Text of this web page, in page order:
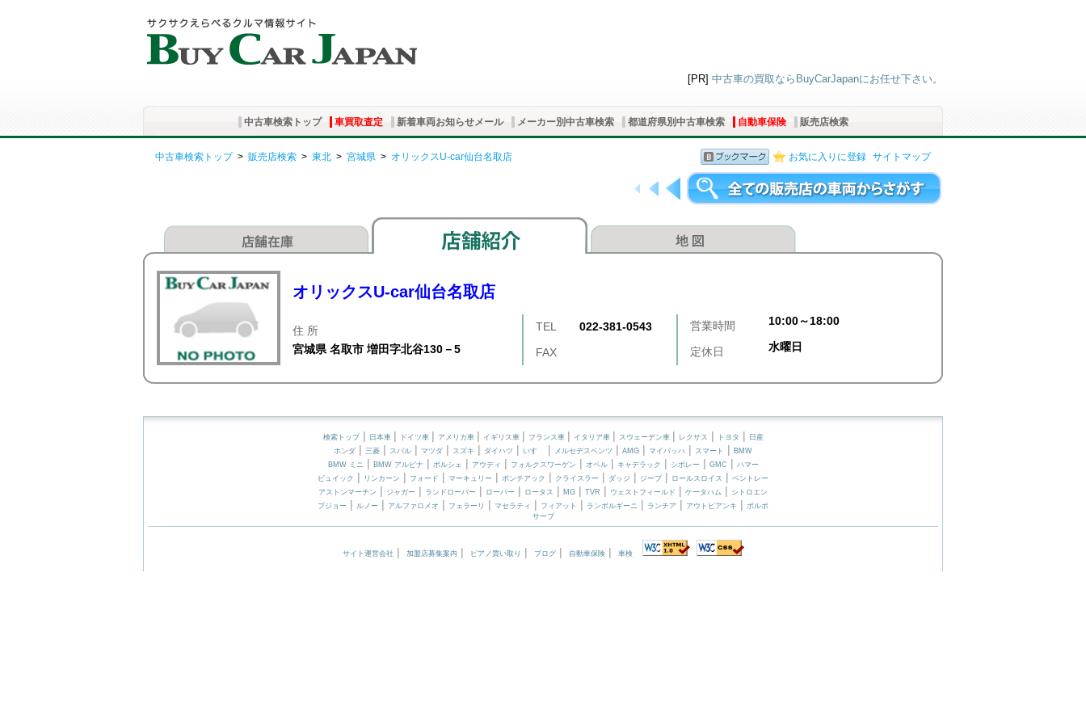
[PR] 中古車の買取ならBuyCarJapanにお任せ下さい。
中古車検索トップ 車買取査定 新着車両お知らせメール メーカー別中古車検索 都道府県別中古車検索 自動車保険 販売店検索
お気に入りに登録 サイトマップ
中古車検索トップ> 販売店検索 > 東北 > 宮城県 > オリックスU-car仙台名取店
オリックスU-car仙台名取店
住 所
宮城県 名取市 増田字北谷130－5
TEL 022-381-0543 営業時間 10:00～18:00
FAX 定休日 水曜日
検索トップ| 日本車 | ドイツ車 | アメリカ車 | イギリス車 | フランス車 | イタリア車 | スウェーデン車 | レクサス | トヨタ |
日産
ホンダ | 三菱 | スバル | マツダ | スズキ | ダイハツ | いすゞ | メルセデスベンツ | AMG | マイバッハ | スマート | BMW
BMW ミニ | BMW アルピナ | ポルシェ | アウディ | フォルクスワーゲン | オペル| キャデラック | シボレー| GMC | ハマー
ビュイック | リンカーン | フォード | マーキュリー | ポンテアック | クライスラー | ダッジ | ジープ| ロールスロイス | ベントレー
アストンマーチン | ジャガー | ランドローバー | ローバー | ロータス | MG | TVR | ウェストフィールド | ケータハム | シトロエン
プジョー | ルノー | アルファロメオ | フェラーリ | マセラティ | フィアット | ランボルギーニ | ランチア | アウトビアンキ | ボルボ
サーブ
サイト運営会社 | 加盟店募集案内 | ピアノ買い取り | ブログ| 自動車保険| 車検